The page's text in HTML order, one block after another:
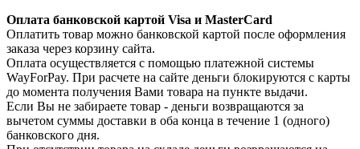
Оплата банковской картой Visa и MasterCard
Оплатить товар можно банковской картой после оформления
заказа через корзину сайта.
Оплата осуществляется с помощью платежной системы
WayForPay. При расчете на сайте деньги блокируются с карты
до момента получения Вами товара на пункте выдачи.
Если Вы не забираете товар - деньги возвращаются за
вычетом суммы доставки в оба конца в течение 1 (одного)
банковского дня.